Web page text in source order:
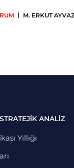
| M. ERKUT
ANALİZ
Yıllığı